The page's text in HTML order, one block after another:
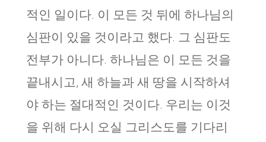
적인 일이다. 이 모든 것 뒤에 하나님의
심판이 있을 것이라고 했다. 그 심판도
전부가 아니다. 하나님은 이 모든 것을
끝내시고, 새 하늘과 새 땅을 시작하셔
야 하는 절대적인 것이다. 우리는 이것
을 위해 다시 오실 그리스도를 기다리